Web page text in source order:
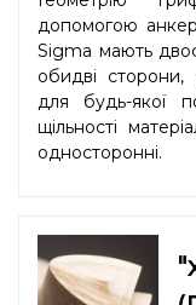
допомогою
Sigma мають
обидві сторони,
для будь-якої
щільності
односторонні.